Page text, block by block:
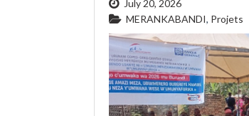
July 20, 2026
MERANKABANDI, Projets